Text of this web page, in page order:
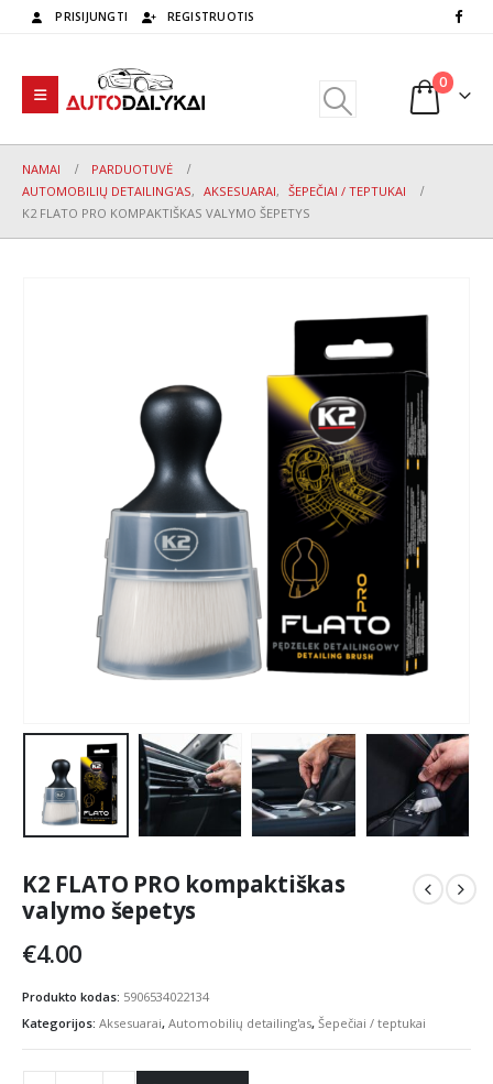
PRISIJUNGTI REGISTRUOTIS
0
NAMAI
PARDUOTUVĖ
AUTOMOBILIŲ DETAILING'AS, AKSESUARAI, ŠEPEČIAI / TEPTUKAI
K2 FLATO PRO KOMPAKTIŠKAS VALYMO ŠEPETYS
K2 FLATO PRO kompaktiškas
valymo šepetys
€4.00
Produkto kodas: 5906534022134
Kategorijos: Aksesuarai, Automobilių detailing'as, Šepečiai / teptukai